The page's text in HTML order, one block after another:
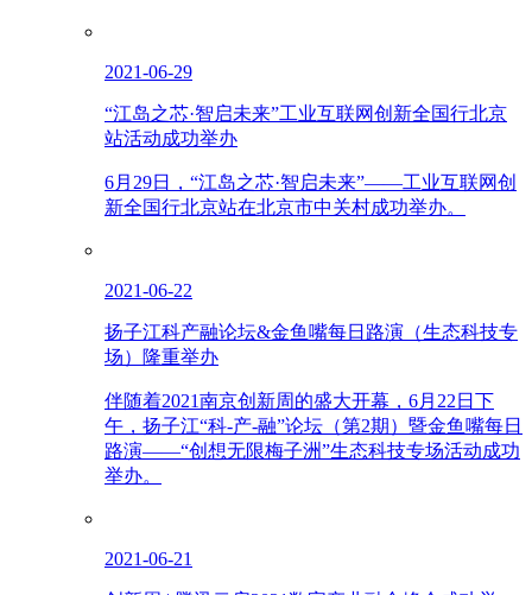
2021-06-29
“江岛之芯·智启未来”工业互联网创新全国行北京
站活动成功举办
6月29日，“江岛之芯·智启未来”——工业互联网创
新全国行北京站在北京市中关村成功举办。
2021-06-22
扬子江科产融论坛&金鱼嘴每日路演（生态科技专
场）隆重举办
伴随着2021南京创新周的盛大开幕，6月22日下
午，扬子江“科-产-融”论坛（第2期）暨金鱼嘴每日
路演——“创想无限梅子洲”生态科技专场活动成功
举办。
2021-06-21